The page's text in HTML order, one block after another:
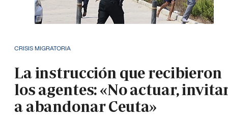
CRISIS MIGRATORIA
La instrucción que recibieron
los agentes: «No actuar,
a abandonar Ceuta»